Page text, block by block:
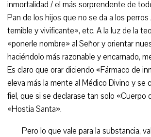
inmortalidad / el más sorprendente de
Pan de los hijos que no se da a los
temible y vivificante», etc. A la luz de la
«ponerle nombre» al Señor y orientar
haciéndolo más razonable y encarnado,
Es claro que orar diciendo «Fármaco de
eleva más la mente al Médico Divino y se
fiel, que si se declarase tan solo «Cuerpo
«Hostia Santa».
Pero lo que vale para la substancia,